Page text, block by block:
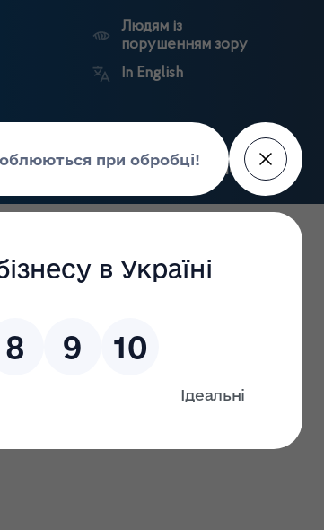
Людям із
порушенням зору
In English
Пошук
реєстри
портал
Держлікслужби
провадження